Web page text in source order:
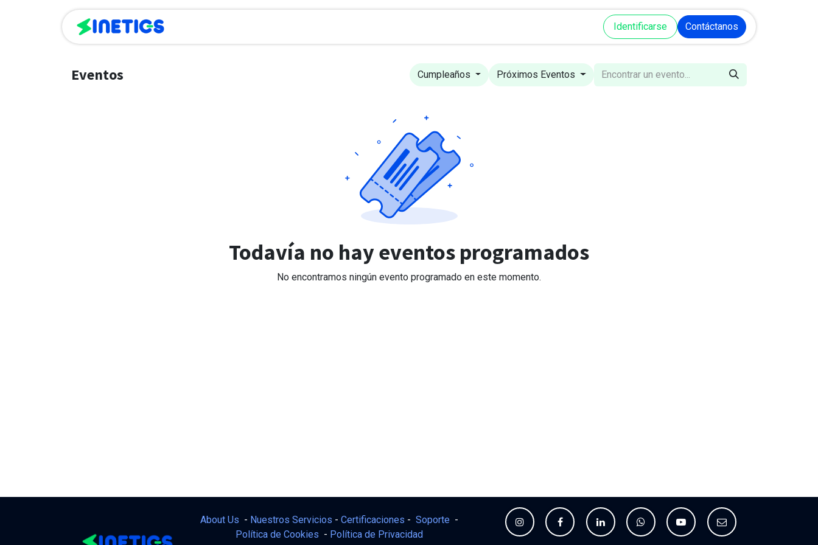
Talleres y Cursos Cita
Identificarse Contáctanos
Eventos Cumpleaños Próximos Eventos
Todavía no hay eventos programados
No encontramos ningún evento programado en este momento.
About Us - Nuestros Servicios -Certificaciones -Soporte -
Política de Cookies - Política de Privacidad